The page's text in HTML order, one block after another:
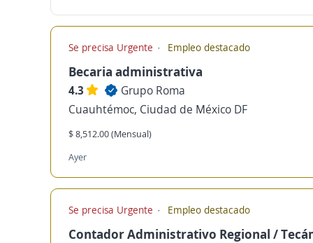
Se precisa Urgente Empleo destacado
Becaria administrativa
4.3
Grupo Roma
Cuauhtémoc, Ciudad de México DF
$ 8,512.00 (Mensual)
Ayer
Se precisa Urgente Empleo destacado
Contador Administrativo Regional /